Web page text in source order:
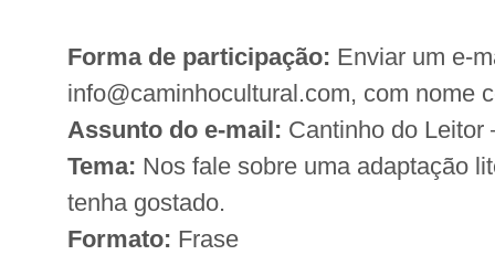
Forma de participação: Enviar um e-
info@caminhocultural.com, com nome
Assunto do e-mail: Cantinho do Leitor
Tema: Nos fale sobre uma adaptação
tenha gostado.
Formato: Frase